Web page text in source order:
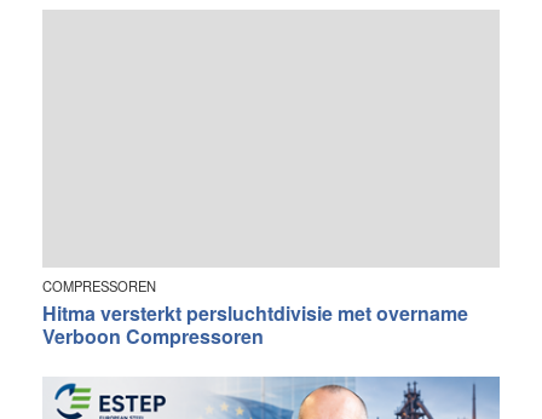
COMPRESSOREN
Hitma versterkt persluchtdivisie met overname
Verboon Compressoren